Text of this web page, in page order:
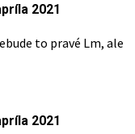
2021
to pravé Lm, ale
2021